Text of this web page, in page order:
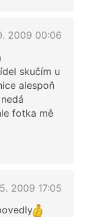
2009 00:06
skučím u
alespoň
fotka mě
2009 17:05